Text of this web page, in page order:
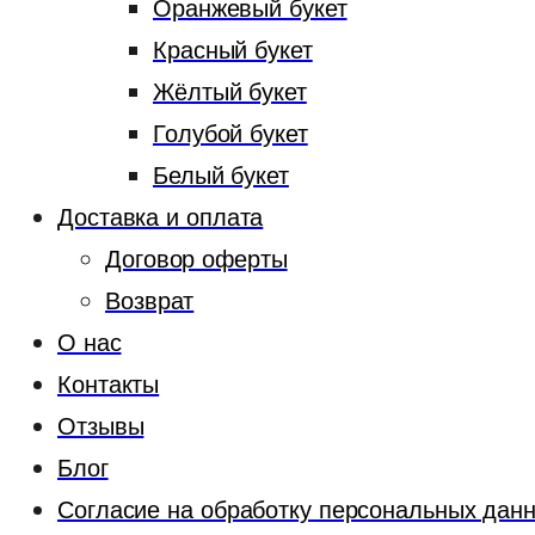
Оранжевый букет
Красный букет
Жёлтый букет
Голубой букет
Белый букет
Доставка и оплата
Договор оферты
Возврат
О нас
Контакты
Отзывы
Блог
Согласие на обработку персональных